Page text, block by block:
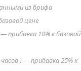
из брифа
цене
прибавка 10% к базовой
) — прибавка 25% к